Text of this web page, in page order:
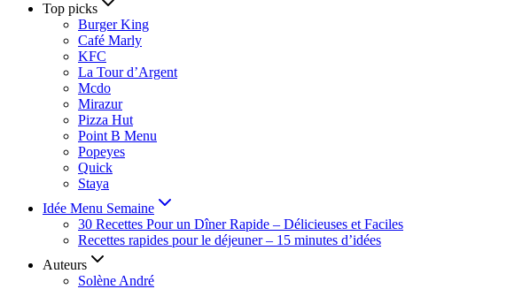
Top picks
Burger King
Café Marly
KFC
La Tour d’Argent
Mcdo
Mirazur
Pizza Hut
Point B Menu
Popeyes
Quick
Staya
Idée Menu Semaine
30 Recettes Pour un Dîner Rapide – Délicieuses et Faciles
Recettes rapides pour le déjeuner – 15 minutes d’idées
Auteurs
Solène André